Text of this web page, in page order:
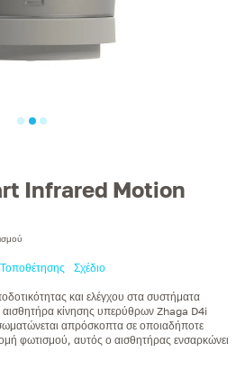
Infrared Motion
Σχέδιο
και ελέγχου στα συστήματα
αισθητήρα κίνησης υπερύθρων Zhaga D4i
απρόσκοπτα σε οποιαδήποτε
φωτισμού, αυτός ο αισθητήρας ενσαρκώνει